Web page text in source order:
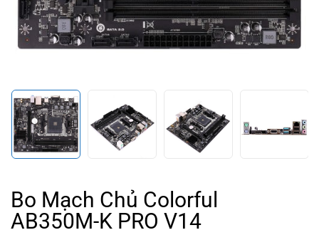
Bo Mạch Chủ Colorful
AB350M-K PRO V14